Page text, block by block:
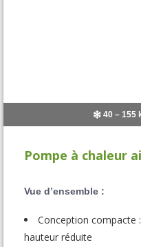
40 – 155
Pompe à chaleur
Vue d’ensemble :
Conception compacte
hauteur réduite